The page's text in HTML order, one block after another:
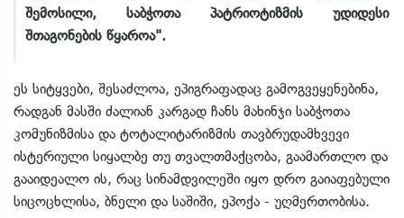
შემოსილი, საბჭოთა პატრიოტიზმის უდიდესი
შთაგონების წყაროა".
ეს სიტყვები, შესაძლოა, ეპიგრაფადაც გამოგვეყენებინა,
რადგან მასში ძალიან კარგად ჩანს მახინჯი საბჭოთა
კომუნიზმისა და ტოტალიტარიზმის თავბრუდამხვევი
ისტერიული სიყალბე თუ თვალთმაქცობა, გაამართლო და
გააიდეალო ის, რაც სინამდვილეში იყო დრო გაიაფებული
სიცოცხლისა, ბნელი და საშიში, ეპოქა - უღმერთობისა.